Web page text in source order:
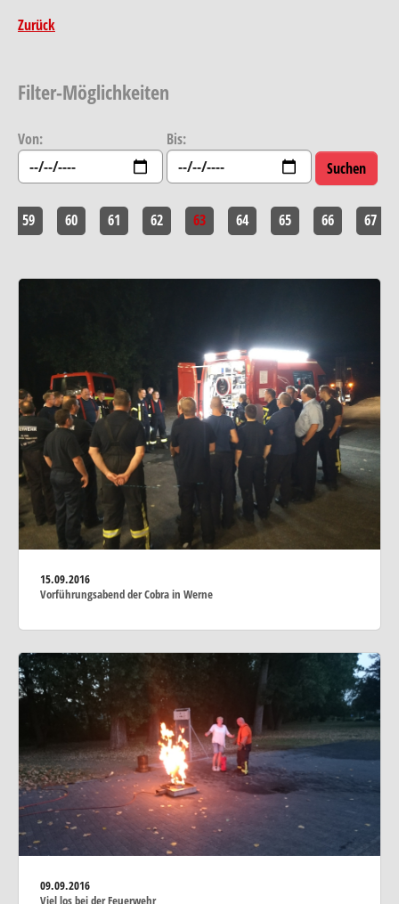
Zurück
Filter-Möglichkeiten
Von: Bis:
59 60 61 62 63 64 65 66 67
15.09.2016
Vorführungsabend der Cobra in Werne
09.09.2016
Viel los bei der Feuerwehr